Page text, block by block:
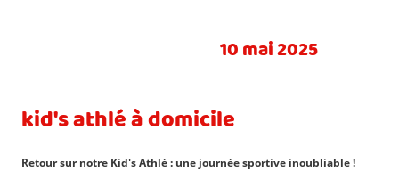
10 mai 2025
kid's athlé à domicile
Retour sur notre Kid's Athlé : une journée sportive inoubliable !